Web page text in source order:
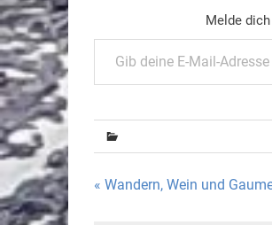
Melde
Gib deine E-Mail-Adresse ein ...
« Wandern, Wein und